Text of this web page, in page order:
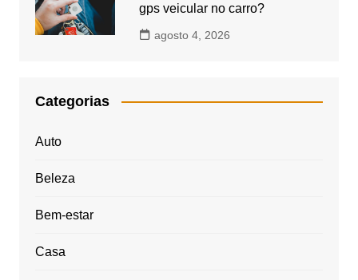
gps veicular no carro?
agosto 4, 2026
Categorias
Auto
Beleza
Bem-estar
Casa